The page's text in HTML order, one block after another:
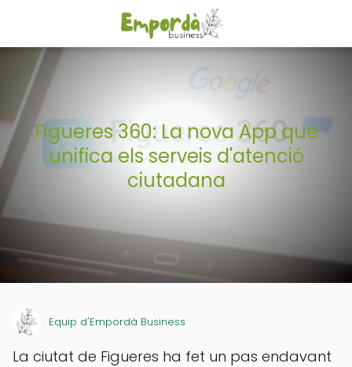
Figueres 360: La nova App que
unifica els serveis d'atenció
ciutadana
Equip d'Empordà Business
La ciutat de Figueres ha fet un pas endavant